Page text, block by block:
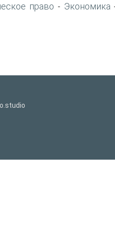
право - Экономика